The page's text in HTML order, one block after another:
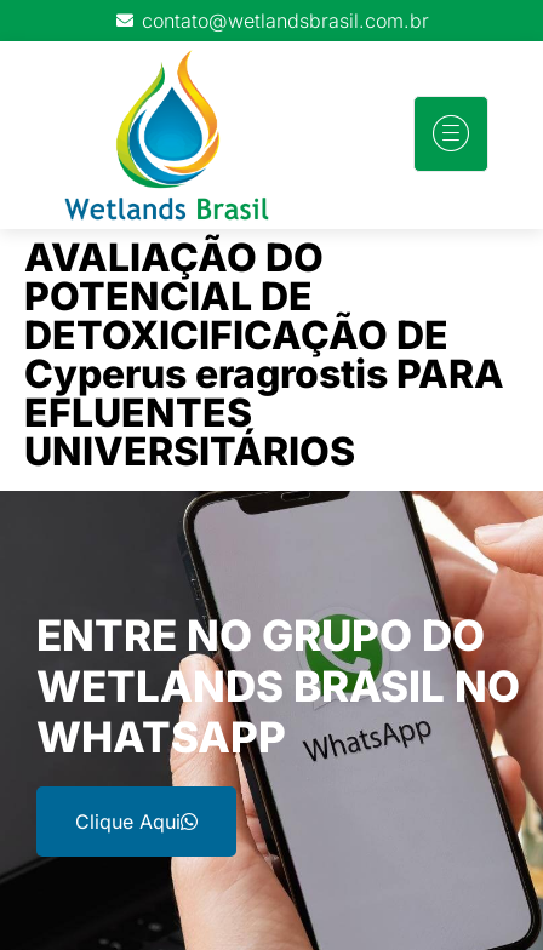
contato@wetlandsbrasil.com.br
WEBINARS
DO
GRUPO
AVALIAÇÃO DO
POTENCIAL DE
DETOXICIFICAÇÃO DE
Cyperus eragrostis PARA
EFLUENTES
UNIVERSITÁRIOS
ENTRE NO GRUPO DO
WETLANDS BRASIL NO
WHATSAPP
Clique Aqui